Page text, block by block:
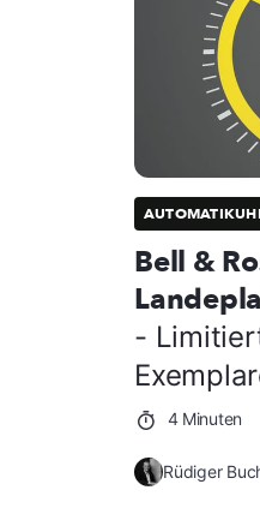
Bell &
-
4 Minuten
Rüdiger